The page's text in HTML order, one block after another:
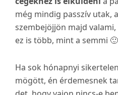
még mindig passzív utak,
szembejöjjön majd
ez is több, mint a semmi 🙂
Ha sok hónapnyi
mögött, én érdemesnek